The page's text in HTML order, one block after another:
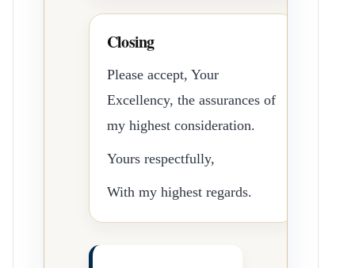
Closing
Please accept, Your
Excellency, the assurances of
my highest consideration.
Yours respectfully,
With my highest regards.